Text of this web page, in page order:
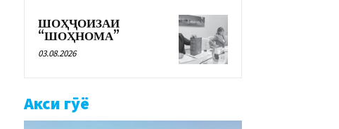
ШОҲҶОИЗАИ
“ШОҲНОМА”
03.08.2026
Акси гӯё